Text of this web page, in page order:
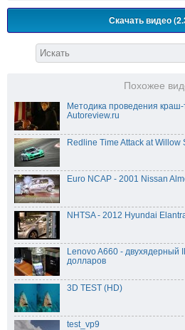
Скачать видео
Похожее
Методика проведения краш-
Autoreview.ru
Redline Time Attack at
Euro NCAP - 2001 Nissan
NHTSA - 2012 Hyundai
Lenovo A660 -
долларов
3D TEST (HD)
test_vp9